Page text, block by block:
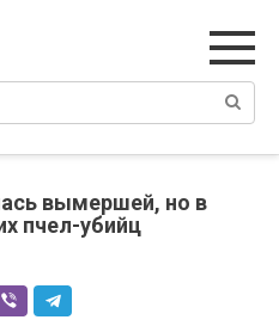
вымершей, но в
пчел-убийц